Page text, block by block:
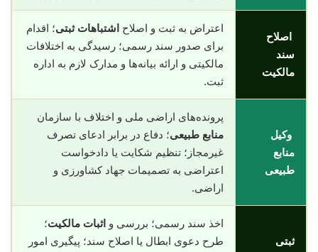
اصلاح
سند
مالکیت
اعتراض به ثبت و اصلاح اشتباهات ثبتی؛ اقدام
برای صدور سند رسمی؛ رسیدگی به اختلافات
مالکیتی و ارائه بیانه‌ها و مدارک لازم به اداره
ثبت.
وکیل
منابع
طبیعی
پرونده‌های اراضی ملی و اختلاف با سازمان
منابع طبیعی؛ دفاع در برابر ادعای تصرف
غیرمجاز؛ تنظیم شکایت یا دادخواست
اعتراضی به تصمیمات جهاد کشاورزی و
اراضی.
ثبتی
اخذ سند رسمی؛ بررسی و اثبات مالکیت؛
طرح دعوی ابطال یا اصلاح سند؛ پیگیری امور